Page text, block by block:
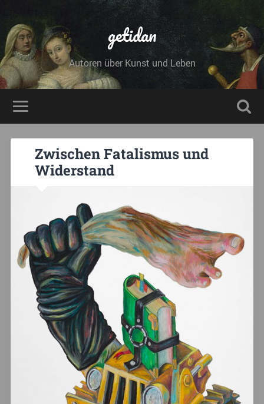
getidan
Autoren über Kunst und Leben
Zwischen Fatalismus und
Widerstand